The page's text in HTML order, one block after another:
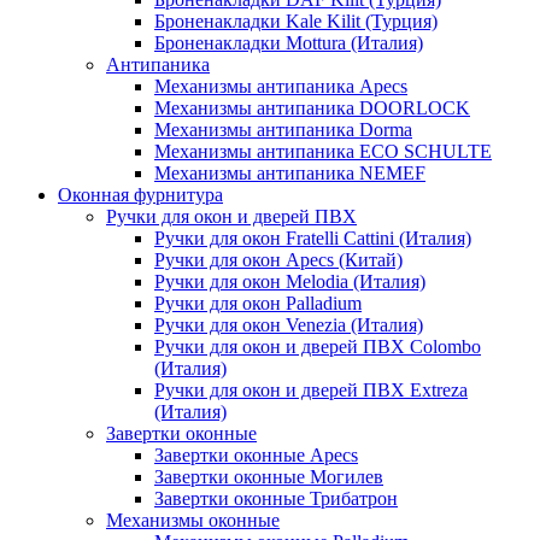
Броненакладки Kale Kilit (Турция)
Броненакладки Mottura (Италия)
Антипаника
Механизмы антипаника Apecs
Механизмы антипаника DOORLOCK
Механизмы антипаника Dorma
Механизмы антипаника ECO SCHULTE
Механизмы антипаника NEMEF
Оконная фурнитура
Ручки для окон и дверей ПВХ
Ручки для окон Fratelli Cattini (Италия)
Ручки для окон Apecs (Китай)
Ручки для окон Melodia (Италия)
Ручки для окон Palladium
Ручки для окон Venezia (Италия)
Ручки для окон и дверей ПВХ Colombo
(Италия)
Ручки для окон и дверей ПВХ Extreza
(Италия)
Завертки оконные
Завертки оконные Apecs
Завертки оконные Могилев
Завертки оконные Трибатрон
Механизмы оконные